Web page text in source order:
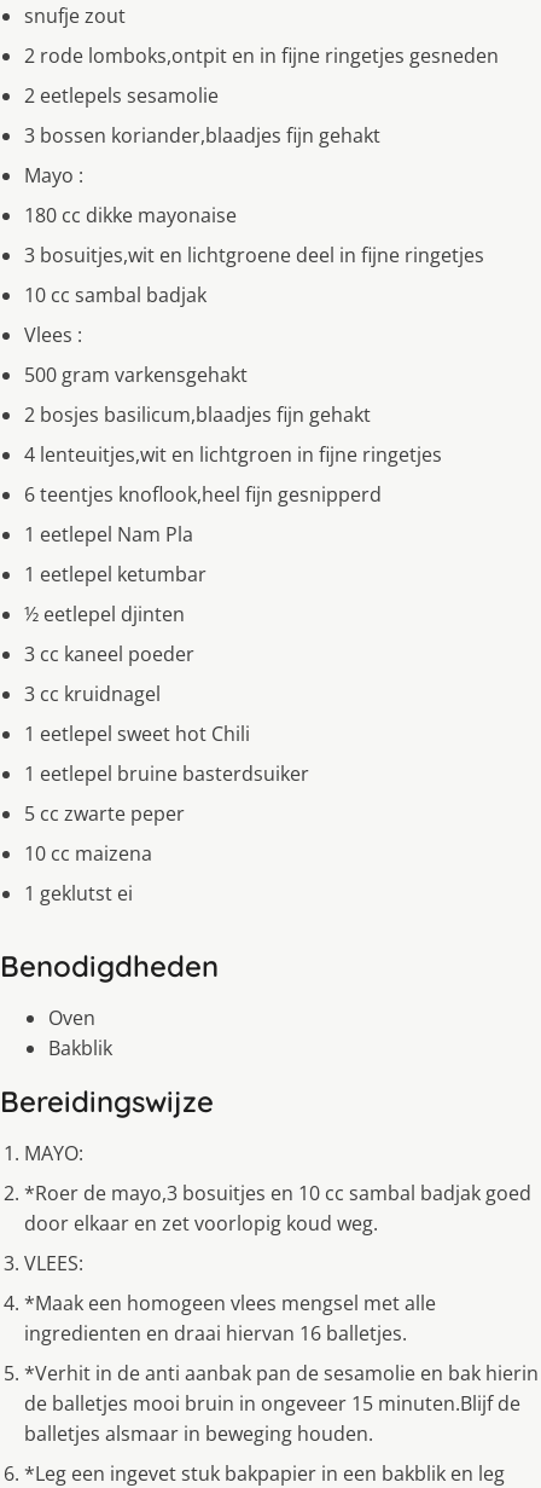
snufje zout
2 rode lomboks,ontpit en in fijne ringetjes gesneden
2 eetlepels sesamolie
3 bossen koriander,blaadjes fijn gehakt
Mayo :
180 cc dikke mayonaise
3 bosuitjes,wit en lichtgroene deel in fijne ringetjes
10 cc sambal badjak
Vlees :
500 gram varkensgehakt
2 bosjes basilicum,blaadjes fijn gehakt
4 lenteuitjes,wit en lichtgroen in fijne ringetjes
6 teentjes knoflook,heel fijn gesnipperd
1 eetlepel Nam Pla
1 eetlepel ketumbar
½ eetlepel djinten
3 cc kaneel poeder
3 cc kruidnagel
1 eetlepel sweet hot Chili
1 eetlepel bruine basterdsuiker
5 cc zwarte peper
10 cc maizena
1 geklutst ei
Benodigdheden
Oven
Bakblik
Bereidingswijze
MAYO:
*Roer de mayo,3 bosuitjes en 10 cc sambal badjak goed
door elkaar en zet voorlopig koud weg.
VLEES:
*Maak een homogeen vlees mengsel met alle
ingredienten en draai hiervan 16 balletjes.
*Verhit in de anti aanbak pan de sesamolie en bak hierin
de balletjes mooi bruin in ongeveer 15 minuten.Blijf de
balletjes alsmaar in beweging houden.
*Leg een ingevet stuk bakpapier in een bakblik en leg